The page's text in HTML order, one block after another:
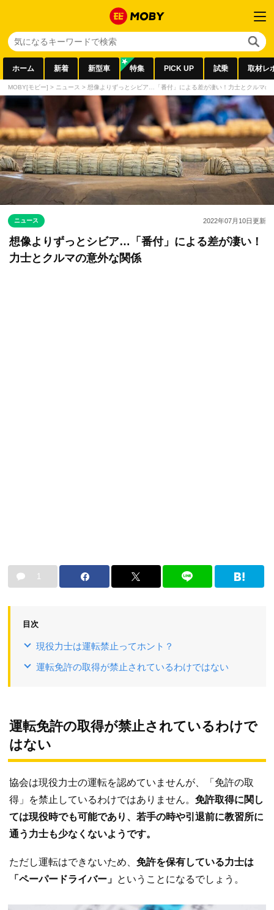
ホーム 新着 新型車 特集 PICK UP 試乗 取材レ
MOBY[モビー] > ニュース > 想像よりずっとシビア…「番付」による差が凄い！力士とクルマの
ニュース 2022年07月10日更新
想像よりずっとシビア…「番付」による差が凄い！
力士とクルマの意外な関係
1
目次
現役力士は運転禁止ってホント？
運転免許の取得が禁止されているわけではない
運転免許の取得が禁止されているわけで
はない
協会は現役力士の運転を認めていませんが、「免許の取
得」を禁止しているわけではありません。 免許取得に関し
ては現役時でも可能であり、若手の時や引退前に教習所に
通う力士も少なくないようです。
ただし運転はできないため、 免許を保有している力士は
「ペーパードライバー」 ということになるでしょう。